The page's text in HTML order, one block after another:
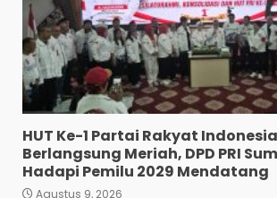
HUT Ke-1 Partai Rakyat Indonesia
Berlangsung Meriah, DPD PRI
Hadapi Pemilu 2029 Mendatang
Agustus 9, 2026
Agustus 7, 2026
Polres Tapanuli
Ungkap Kasus
Disertai
terhadap Anak,
Ditangkap
Pewarta
Gelar Jumat
Pererat Silaturahmi,